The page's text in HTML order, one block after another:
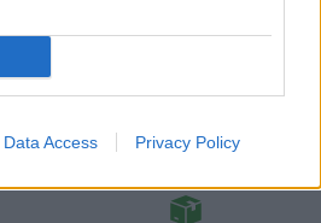
Data Access Privacy Policy
sa musíte prihlásiť